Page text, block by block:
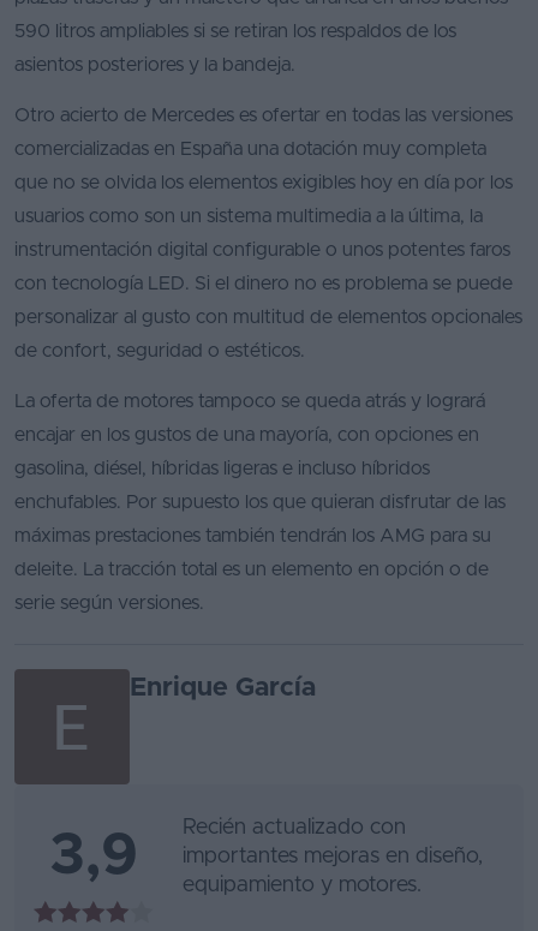
Híbridos
Foro
de
opiniones
Guías
de
compra
Comparador
Favoritos
Concesionarios
Vender
coche
Ventas
coches
590 litros ampliables si se retiran los respaldos de los
asientos posteriores y la bandeja.
Otro acierto de Mercedes es ofertar en todas las versiones
comercializadas en España una dotación muy completa
que no se olvida los elementos exigibles hoy en día por los
usuarios como son un sistema multimedia a la última, la
instrumentación digital configurable o unos potentes faros
con tecnología LED. Si el dinero no es problema se puede
personalizar al gusto con multitud de elementos opcionales
de confort, seguridad o estéticos.
La oferta de motores tampoco se queda atrás y logrará
encajar en los gustos de una mayoría, con opciones en
gasolina, diésel, híbridas ligeras e incluso híbridos
enchufables. Por supuesto los que quieran disfrutar de las
máximas prestaciones también tendrán los AMG para su
deleite. La tracción total es un elemento en opción o de
serie según versiones.
Enrique García
3,9
Recién actualizado con
importantes mejoras en diseño,
equipamiento y motores.